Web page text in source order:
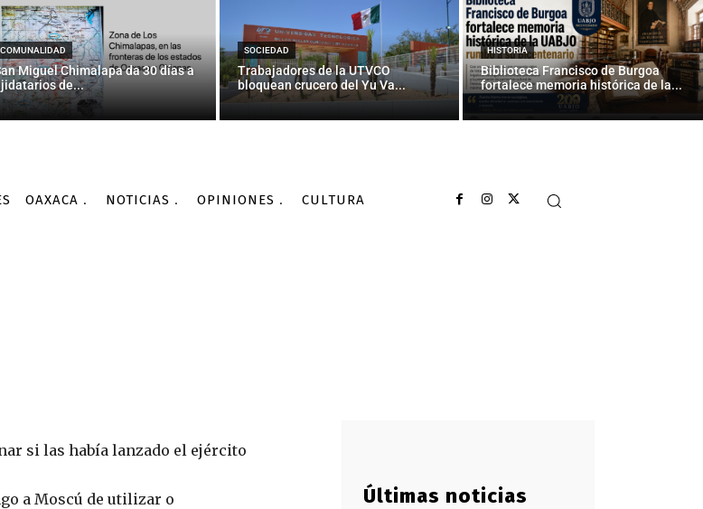
COMUNALIDAD
Miguel Chimalapa da 30 días a
de...
SOCIEDAD
Trabajadores de la UTVCO
bloquean crucero del Yu Va...
HISTORIA
Biblioteca Francisco de Burgoa
fortalece memoria histórica de la...
OAXACA NOTICIAS OPINIONES CULTURA
rusos — La Jornada
INFORMATIVA CONACYT - 11/10/2015
si las había lanzado el ejército
a Moscú de utilizar o
Últimas noticias